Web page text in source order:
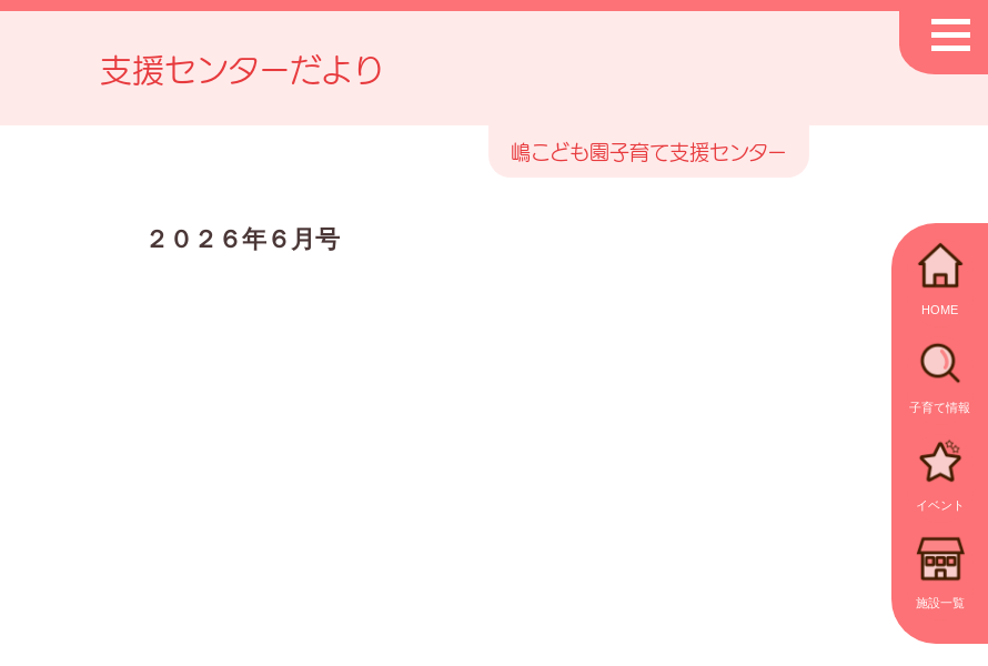
HOME
子育て情報
イベント
施設一覧
支援センターだより
嶋こども園子育て支援センター
２０２６年６月号